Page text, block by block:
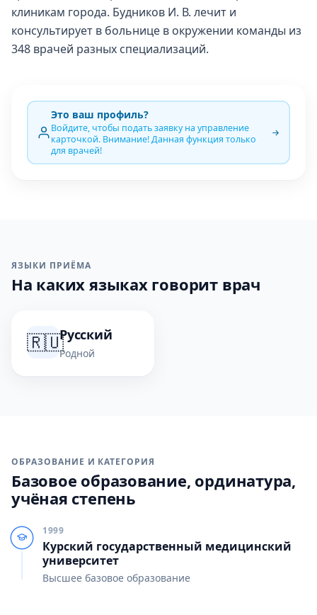
клиникам города. Будников И. В. лечит и
консультирует в больнице в окружении команды из
348 врачей разных специализаций.
Это ваш профиль?
Войдите, чтобы подать заявку на управление
карточкой. Внимание! Данная функция только
для врачей!
ЯЗЫКИ ПРИЁМА
На каких языках говорит врач
🇷🇺Русский
Родной
ОБРАЗОВАНИЕ И КАТЕГОРИЯ
Базовое образование, ординатура,
учёная степень
1999
Курский государственный медицинский
университет
Высшее базовое образование